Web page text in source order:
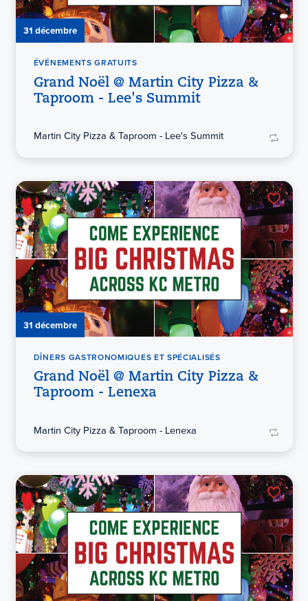
31 décembre
ÉVÉNEMENTS GRATUITS
Grand Noël @ Martin City Pizza &
Taproom - Lee's Summit
Martin City Pizza & Taproom - Lee's Summit
31 décembre
DÎNERS GASTRONOMIQUES ET SPÉCIALISÉS
Grand Noël @ Martin City Pizza &
Taproom - Lenexa
Martin City Pizza & Taproom - Lenexa